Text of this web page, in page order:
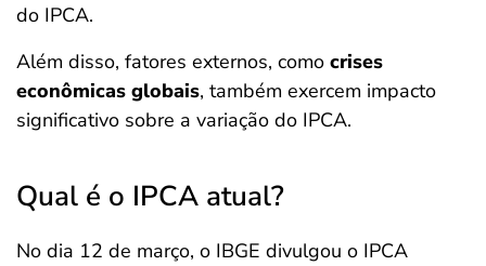
do IPCA.
Além disso, fatores externos, como crises
econômicas globais, também exercem impacto
significativo sobre a variação do IPCA.
Qual é o IPCA atual?
No dia 12 de março, o IBGE divulgou o IPCA